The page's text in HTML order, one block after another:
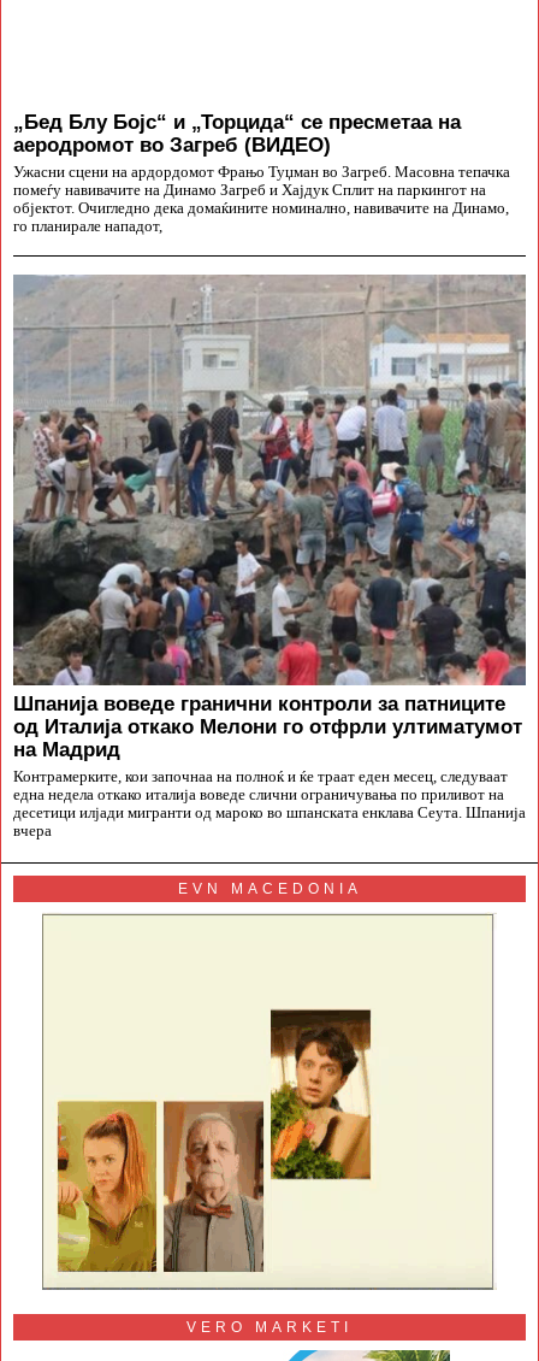
„Бед Блу Бојс“ и „Торцида“ се пресметаа на
аеродромот во Загреб (ВИДЕО)
Ужасни сцени на ардордомот Фрањо Туџман во Загреб. Масовна тепачка
помеѓу навивачите на Динамо Загреб и Хајдук Сплит на паркингот на
објектот. Очигледно дека домаќините номинално, навивачите на Динамо,
го планирале нападот,
Шпанија воведе гранични контроли за патниците
од Италија откако Мелони го отфрли ултиматумот
на Мадрид
Контрамерките, кои започнаа на полноќ и ќе траат еден месец, следуваат
една недела откако италија воведе слични ограничувања по приливот на
десетици илјади мигранти од мароко во шпанската енклава Сеута. Шпанија
вчера
EVN MACEDONIA
VERO MARKETI